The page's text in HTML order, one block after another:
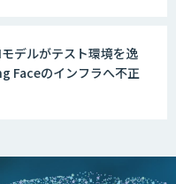
デルがテスト環境を逸
Faceのインフラへ不正